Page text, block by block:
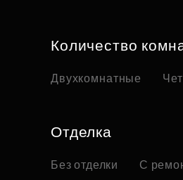
Количество
Двухкомнатные
Отделка
Без отделки С